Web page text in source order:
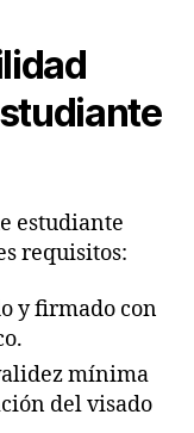
estudiante
requisitos:
y firmado con
mínima
del visado